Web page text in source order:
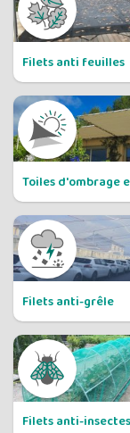
Filets anti feuilles
Toiles d'ombrage
Filets anti-grêle
Filets anti-insectes